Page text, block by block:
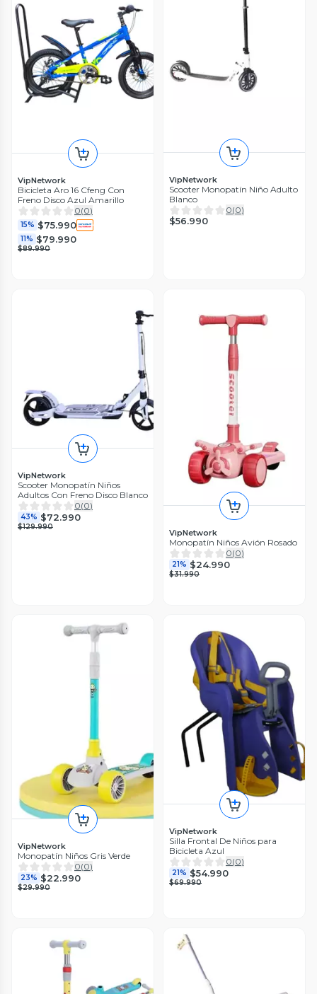
VipNetwork
Bicicleta Aro 16 Cfeng Con
Freno Disco Azul Amarillo
0(0)
15% $75.990
11% $79.990
$89.990
VipNetwork
Scooter Monopatín Niño Adulto
Blanco
0(0)
$56.990
VipNetwork
Scooter Monopatín Niños
Adultos Con Freno Disco Blanco
0(0)
43% $72.990
$129.990
VipNetwork
Monopatín Niños Avión Rosado
0(0)
21% $24.990
$31.990
VipNetwork
Monopatín Niños Gris Verde
0(0)
23% $22.990
$29.990
VipNetwork
Silla Frontal De Niños para
Bicicleta Azul
0(0)
21% $54.990
$69.990